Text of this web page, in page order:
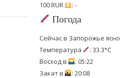
100 RUR
: -
Погода
Сейчас в Запорожье ясно
Температура
: 33.3°C
Восход в
: 05:22
Закат в
: 20:08